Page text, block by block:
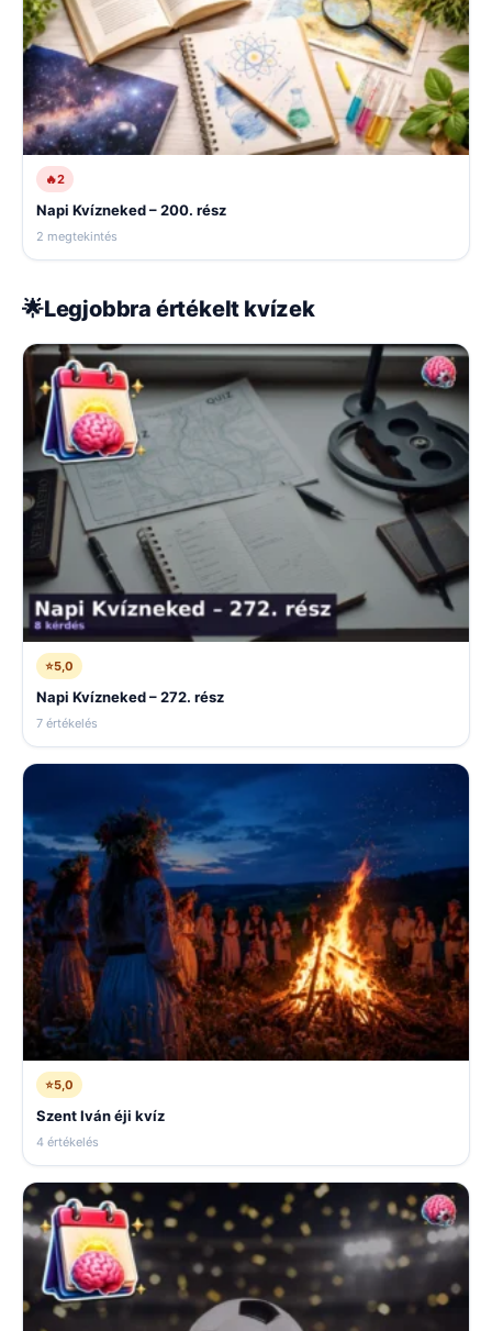
🔥2
Napi Kvízneked – 200. rész
2 megtekintés
🌟Legjobbra értékelt kvízek
⭐5,0
Napi Kvízneked – 272. rész
7 értékelés
⭐5,0
Szent Iván éji kvíz
4 értékelés